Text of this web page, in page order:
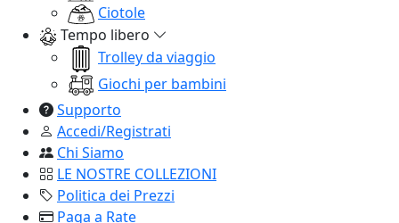
Ciotole
Tempo libero
Trolley da viaggio
Giochi per bambini
Supporto
Accedi/Registrati
Chi Siamo
LE NOSTRE COLLEZIONI
Politica dei Prezzi
Paga a Rate